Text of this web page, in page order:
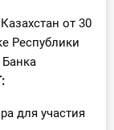
от 30
Республики
для участия